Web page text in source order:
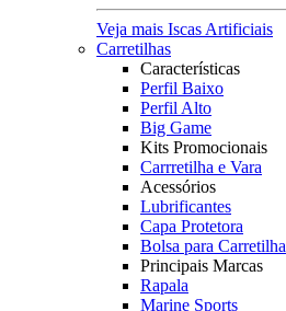
Veja mais Iscas Artificiais
Carretilhas
Características
Perfil Baixo
Perfil Alto
Big Game
Kits Promocionais
Carrretilha e Vara
Acessórios
Lubrificantes
Capa Protetora
Bolsa para Carretilha
Principais Marcas
Rapala
Marine Sports